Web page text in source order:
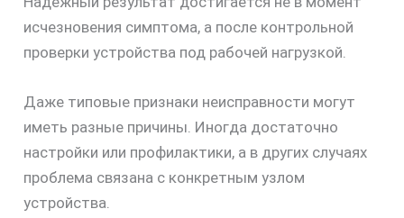
исчезновения симптома, а после контрольной
проверки устройства под рабочей нагрузкой.
Даже типовые признаки неисправности могут
иметь разные причины. Иногда достаточно
настройки или профилактики, а в других случаях
проблема связана с конкретным узлом
устройства.